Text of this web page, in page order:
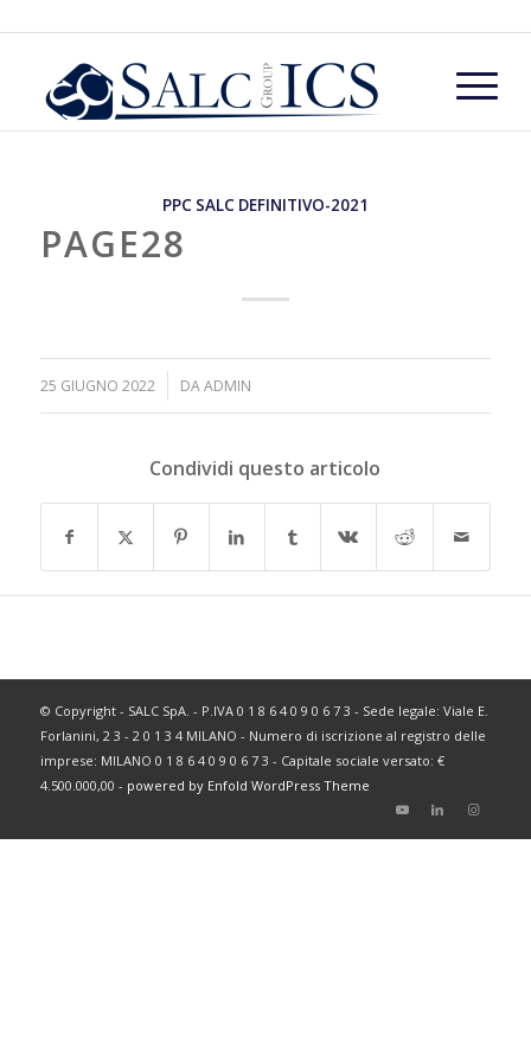
PPC SALC DEFINITIVO-2021
PAGE28
25 GIUGNO 2022 DAADMIN
Condividi questo articolo
© Copyright - SALC SpA. - P.IVA 0 1 8 6 4 0 9 0 6 7 3 - Sede legale: Viale E.
Forlanini, 2 3 - 2 0 1 3 4 MILANO - Numero di iscrizione al registro delle
imprese: MILANO 0 1 8 6 4 0 9 0 6 7 3 - Capitale sociale versato: €
4.500.000,00 - powered by Enfold WordPress Theme